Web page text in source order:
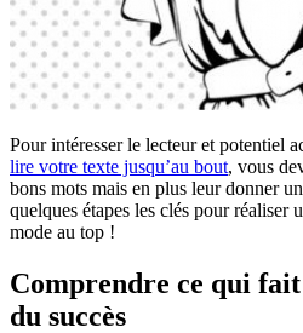
Pour intéresser le lecteur et potentiel
lire votre texte jusqu’au bout, vous
bons mots mais en plus leur donner
quelques étapes les clés pour réaliser
mode au top !
Comprendre ce qui
du succès